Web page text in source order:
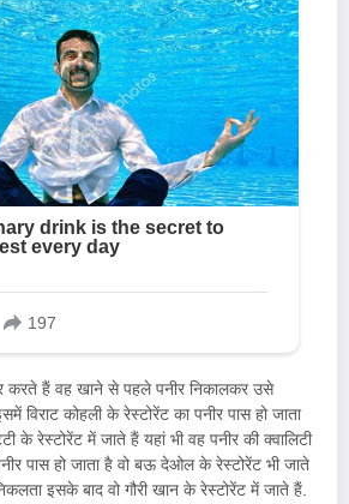
करते हैं वह खाने से पहले पनीर निकालकर उसे
कोहली के रेस्टोरेंट का पनीर पास हो जाता
के रेस्टोरेंट में जाते हैं यहां भी वह पनीर की क्वालिटी
पास हो जाता है वो बऊ देओल के रेस्टोरेंट भी जाते
इसके बाद वो गौरी खान के रेस्टोरेंट में जाते हैं.